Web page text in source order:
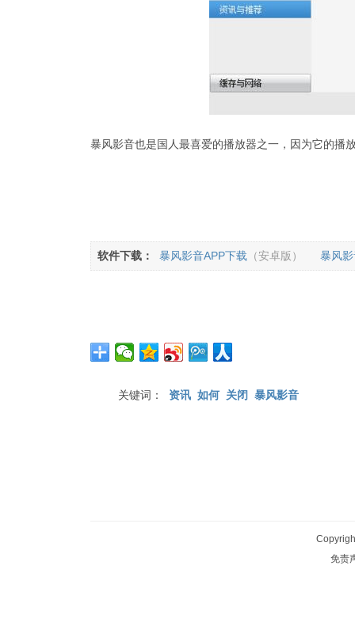
暴风影音也是国人最喜爱的播放器之一，因为它的播
软件下载： 暴风影音APP下载 （安卓版） 暴风
关键词： 资讯 如何 关闭 暴风影音
免责